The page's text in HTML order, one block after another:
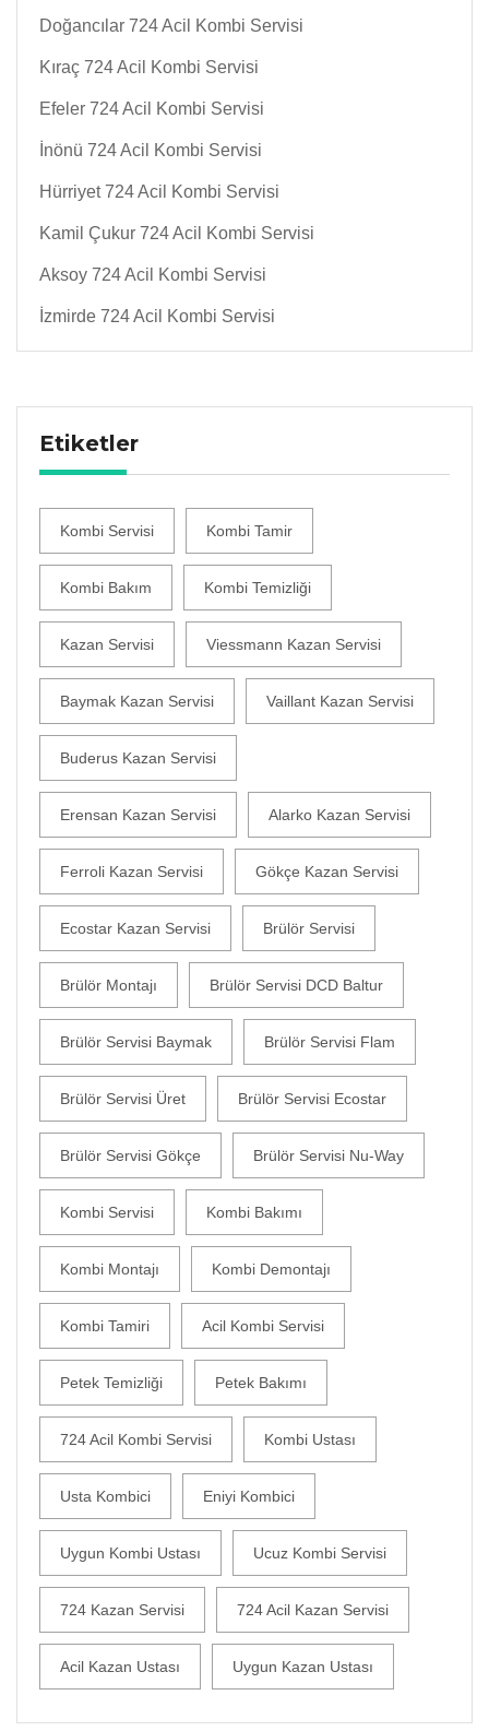
Doğancılar 724 Acil Kombi Servisi
Kıraç 724 Acil Kombi Servisi
Efeler 724 Acil Kombi Servisi
İnönü 724 Acil Kombi Servisi
Hürriyet 724 Acil Kombi Servisi
Kamil Çukur 724 Acil Kombi Servisi
Aksoy 724 Acil Kombi Servisi
İzmirde 724 Acil Kombi Servisi
Etiketler
Kombi Servisi Kombi Tamir
Kombi Bakım Kombi Temizliği
Kazan Servisi Viessmann Kazan Servisi
Baymak Kazan Servisi Vaillant Kazan Servisi
Buderus Kazan Servisi
Erensan Kazan Servisi Alarko Kazan Servisi
Ferroli Kazan Servisi Gökçe Kazan Servisi
Ecostar Kazan Servisi Brülör Servisi
Brülör Montajı Brülör Servisi DCD Baltur
Brülör Servisi Baymak Brülör Servisi Flam
Brülör Servisi Üret Brülör Servisi Ecostar
Brülör Servisi Gökçe Brülör Servisi Nu-Way
Kombi Servisi Kombi Bakımı
Kombi Montajı Kombi Demontajı
Kombi Tamiri Acil Kombi Servisi
Petek Temizliği Petek Bakımı
724 Acil Kombi Servisi Kombi Ustası
Usta Kombici Eniyi Kombici
Uygun Kombi Ustası Ucuz Kombi Servisi
724 Kazan Servisi 724 Acil Kazan Servisi
Acil Kazan Ustası Uygun Kazan Ustası